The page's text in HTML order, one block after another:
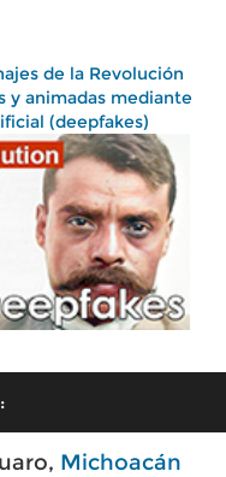
de la Revolución
y animadas mediante
(deepfakes)
Michoacán